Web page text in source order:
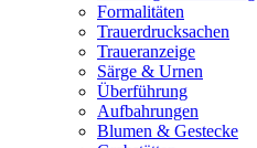
Formalitäten
Trauerdrucksachen
Traueranzeige
Särge & Urnen
Überführung
Aufbahrungen
Blumen & Gestecke